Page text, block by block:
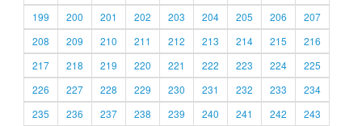
199
200 201 202 203 204 205 206
207
208
209 210 211 212 213 214 215
216
217
218 219 220 221 222 223 224
225
226
227 228 229 230 231 232 233
234
235
236 237 238 239 240 241 242
243